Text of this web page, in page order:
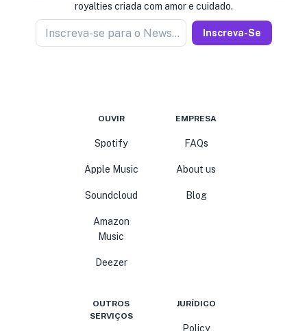
royalties criada com amor e cuidado.
Inscreva-se para o Newseller Inscreva-Se
OUVIR
Spotify
Apple Music
Soundcloud
Amazon
Music
Deezer
EMPRESA
FAQs
About us
Blog
OUTROS
SERVIÇOS
JURÍDICO
Policy